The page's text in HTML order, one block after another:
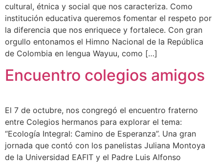
cultural, étnica y social que nos caracteriza. Como
institución educativa queremos fomentar el respeto por
la diferencia que nos enriquece y fortalece. Con gran
orgullo entonamos el Himno Nacional de la República
de Colombia en lengua Wayuu, como […]
Encuentro colegios amigos
El 7 de octubre, nos congregó el encuentro fraterno
entre Colegios hermanos para explorar el tema:
“Ecología Integral: Camino de Esperanza”. Una gran
jornada que contó con los panelistas Juliana Montoya
de la Universidad EAFIT y el Padre Luis Alfonso